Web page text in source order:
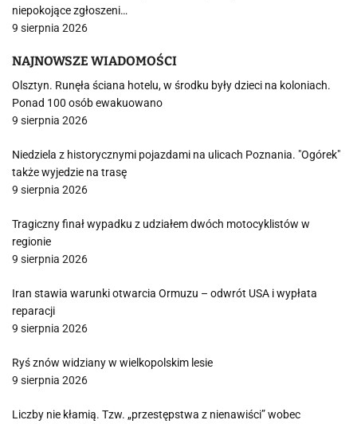
niepokojące zgłoszeni…
9 sierpnia 2026
NAJNOWSZE WIADOMOŚCI
Olsztyn. Runęła ściana hotelu, w środku były dzieci na koloniach.
Ponad 100 osób ewakuowano
9 sierpnia 2026
Niedziela z historycznymi pojazdami na ulicach Poznania. "Ogórek"
także wyjedzie na trasę
9 sierpnia 2026
Tragiczny finał wypadku z udziałem dwóch motocyklistów w
regionie
9 sierpnia 2026
Iran stawia warunki otwarcia Ormuzu – odwrót USA i wypłata
reparacji
9 sierpnia 2026
Ryś znów widziany w wielkopolskim lesie
9 sierpnia 2026
Liczby nie kłamią. Tzw. „przestępstwa z nienawiści” wobec